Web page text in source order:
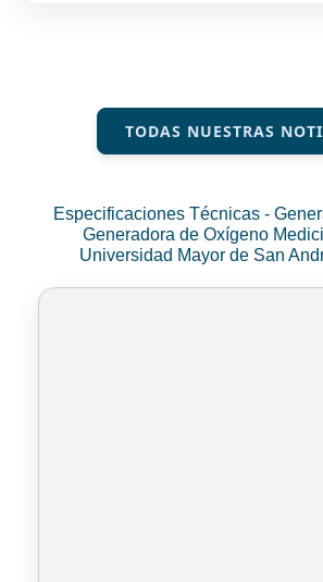
TODAS NUESTRAS
Especificaciones Técnicas -
Generadora de Oxígeno
Universidad Mayor de San